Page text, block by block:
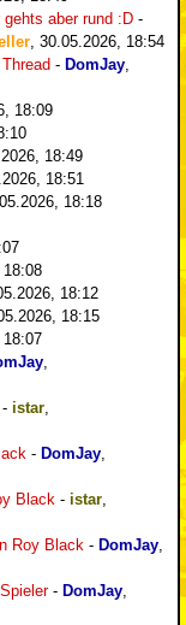
gehts aber rund :D -
30.05.2026, 18:54
- DomJay
18:09
18:49
18:51
18:18
18:12
18:15
- istar
- DomJay
Black - istar
Roy Black - DomJay
- DomJay